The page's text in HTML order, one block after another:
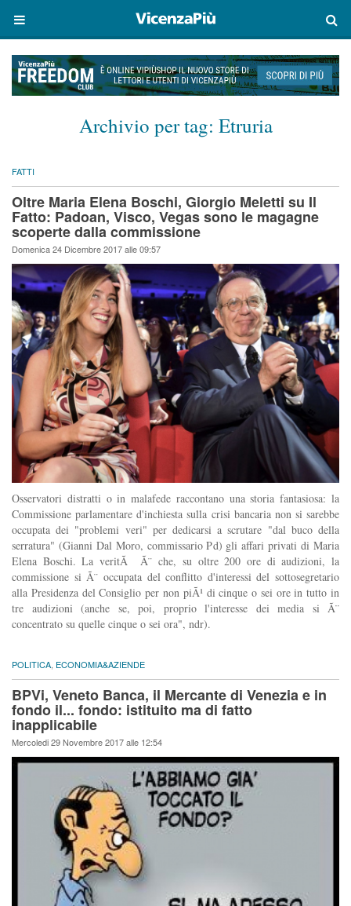
Archivio per tag: Etruria
FATTI
Oltre Maria Elena Boschi, Giorgio Meletti su Il
Fatto: Padoan, Visco, Vegas sono le magagne
scoperte dalla commissione
Domenica 24 Dicembre 2017 alle 09:57
Osservatori distratti o in malafede raccontano una storia fantasiosa: la
Commissione parlamentare d'inchiesta sulla crisi bancaria non si sarebbe
occupata dei "problemi veri" per dedicarsi a scrutare "dal buco della
serratura" (Gianni Dal Moro, commissario Pd) gli affari privati di Maria
Elena Boschi. La veritÃ Ã¨ che, su oltre 200 ore di audizioni, la
commissione si Ã¨ occupata del conflitto d'interessi del sottosegretario
alla Presidenza del Consiglio per non piÃ¹ di cinque o sei ore in tutto in
tre audizioni (anche se, poi, proprio l'interesse dei media si Ã¨
concentrato su quelle cinque o sei ora", ndr).
POLITICA ECONOMIA&AZIENDE
BPVi, Veneto Banca, il Mercante di Venezia e in
fondo il... fondo: istituito ma di fatto
inapplicabile
Mercoledi 29 Novembre 2017 alle 12:54